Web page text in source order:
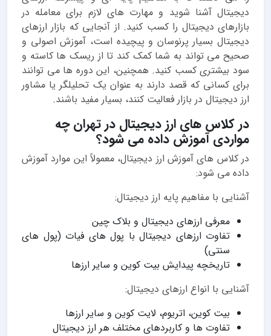
دیجیتال آشنا شوید و مهارت های لازم برای معامله در
بازارهای دیجیتال را کسب کنید. از آنجایی که بازار ارزهای
دیجیتال بسیار پرنوسان و پیچیده است، آموزش اصولی و
صحیح می تواند به شما کمک کند تا از ریسک ها کاسته و
سود بیشتری کسب کنید. همچنین، این دوره ها می توانند
برای کسانی که قصد دارند به عنوان یک تحلیلگر یا مشاور
ارز دیجیتال در بازار فعالیت کنند، بسیار مفید باشند.
در کلاس های ارز دیجیتال در تهران چه
مواردی آموزش داده می شود؟
در کلاس های آموزش ارز دیجیتال، معمولاً این موارد آموزش
داده می شود:
آشنایی با مفاهیم پایه ارز دیجیتال:
معرفی ارزهای دیجیتال و بلاک چین
تفاوت ارزهای دیجیتال با پول های فیات (پول های
سنتی)
تاریخچه پیدایش بیت کوین و سایر ارزها
آشنایی با انواع ارزهای دیجیتال:
بیت کوین، اتریوم، لایت کوین و سایر ارزها
تفاوت ها و کاربردهای مختلف هر ارز دیجیتال